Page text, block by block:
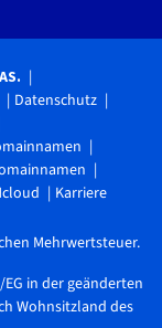
Datenschutz
Karriere
Mehrwertsteuer.
in der geänderten
Wohnsitzland des